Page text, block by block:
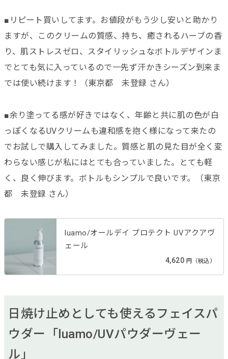
■リピート買いしてます。お値段がもう少し安いと助かり
ますが、このクリームの質感、持ち、癒されるハーブの香
り、肌ストレスゼロ、スタイリッシュなボトルデザインま
でとても気に入っているので一先ず汗かきシーズン到来ま
では使い続けます！（東京都 未登録 さん）
■余り塗ってる感が好きではなく、年齢と共に肌の色が白
っぽくなるUVクリームも違和感を抱く様になって来たの
でお試しで購入してみました。質感と肌の見た目が全く変
わらない感じが私にはとても合っていました。とても軽
く、良く伸びます。ボトルもシンプルで良いです。（東京
都 未登録 さん）
luamo/オールデイ プロテクト UVアクアヴ
ェール
4,620 円（税込）
日焼け止めとしても使えるフェイスパ
ウダー「luamo/UVパウダーヴェー
ル」